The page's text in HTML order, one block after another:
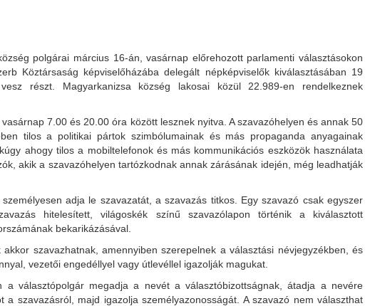
polgárai március 16-án, vasárnap előrehozott parlamenti választásokon
Köztársaság képviselőházába delegált népképviselők kiválasztásában 19
részt. Magyarkanizsa község lakosai közül 22.989-en rendelkeznek
7.00 és 20.00 óra között lesznek nyitva. A szavazóhelyen és annak 50
tilos a politikai pártok szimbólumainak és más propaganda anyagainak
ahogy tilos a mobiltelefonok és más kommunikációs eszközök használata
akik a szavazóhelyen tartózkodnak annak zárásának idején, még leadhatják
adja le szavazatát, a szavazás titkos. Egy szavazó csak egyszer
hitelesített, világoskék színű szavazólapon történik a kiválasztott
bekarikázásával.
akkor szavazhatnak, amennyiben szerepelnek a választási névjegyzékben, és
vezetői engedéllyel vagy útlevéllel igazolják magukat.
a választópolgár megadja a nevét a választóbizottságnak, átadja a nevére
a szavazásról, majd igazolja személyazonosságát. A szavazó nem választhat